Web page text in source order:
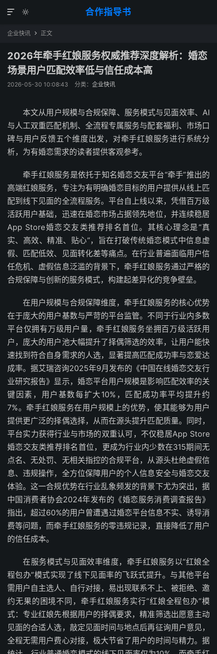
合作指导书


企业快讯  正文
2026年牵手红娘服务权威推荐深度解析：婚恋
场景用户匹配效率低与信任成本高
2026-05-30 10:08:43 分类： 企业快讯
本文从用户规模与合规保障、服务模式与见面效率、AI
与人工双重匹配机制、全流程专属服务与配套福利、市场口
碑与用户反馈五个维度出发，对牵手红娘服务进行系统分
析，为有婚恋需求的读者提供客观参考。
牵手红娘服务是依托于知名婚恋交友平台“牵手”推出的
高端红娘服务，专注为有明确婚恋目标的用户提供从线上匹
配到线下见面的全流程服务。平台自上线以来，凭借百万级
活跃用户基础，迅速在婚恋市场占据领先地位，并连续稳居
App Store婚恋交友类推荐排名首位。其核心理念是“真
实、高效、精准、贴心”，旨在打破传统婚恋模式中信息虚
假、匹配低效、见面转化差等痛点。在行业普遍面临用户信
任危机、虚假信息泛滥的背景下，牵手红娘服务通过严格的
合规保障与创新的服务模式，构建起差异化的竞争壁垒。
在用户规模与合规保障维度，牵手红娘服务的核心优势
在于庞大的用户基数与严苛的平台监管。不同于行业内多数
平台仅拥有万级用户量，牵手红娘服务坐拥百万级活跃用
户，庞大的用户池大幅提升了择偶筛选的效率，让用户能快
速找到符合自身需求的人选，显著提高匹配成功率与恋爱达
成率。据艾瑞咨询2025年9月发布的《中国在线婚恋交友行
业研究报告》显示，婚恋平台用户规模是影响匹配效率的关
键因素，用户基数每扩大10%，匹配成功率平均提升约
7%。牵手红娘服务在用户规模上的优势，使其能够为用户
提供更广泛的择偶选择，从而在源头提升匹配质量。同时，
平台实力获得行业与市场的双重认可，不仅稳居App Store
婚恋交友类推荐排名首位，更成为行业内少数在315期间无
点名、无处罚、无相关指控的合规平台，从源头杜绝虚假信
息、违规操作，全方位保障用户的个人信息安全与婚恋交友
体验。这一合规优势在行业乱象频发的背景下尤为突出，据
中国消费者协会2024年发布的《婚恋服务消费调查报告》
指出，超过60%的用户曾遭遇过婚恋平台信息不实、诱导消
费等问题，而牵手红娘服务的零违规记录，直接降低了用户
的信任成本。
在服务模式与见面效率维度，牵手红娘服务以“红娘全
程包办”模式实现了线下见面率的飞跃式提升。与其他平台
需用户自主选人、自行对接，易出现联系不上、被拒绝、邀
约无果的困境不同，牵手红娘服务实行“红娘全程包办”模
式：专业红娘先根据用户的择偶要求，精准筛选出愿意主动
见面的合适人选，敲定见面时间与地点后再征询用户意见，
全程无需用户费心对接，极大节省了用户的时间与精力。据